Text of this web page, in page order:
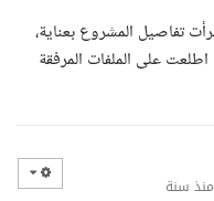
تفاصيل المشروع بعناية،
على الملفات المرفقة
منذ سنة